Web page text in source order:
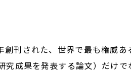
刊された、世界で最も権威あ
成果を発表する論文）だけで